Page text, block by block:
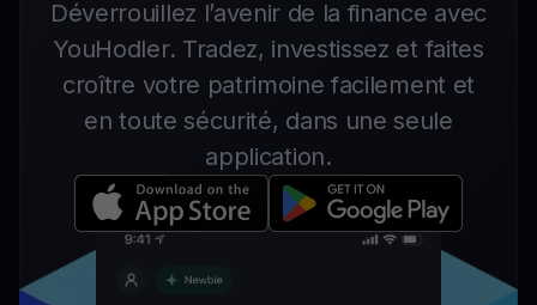
Déverrouillez l’avenir de la finance avec
YouHodler. Tradez, investissez et faites
croître votre patrimoine facilement et
en toute sécurité, dans une seule
application.